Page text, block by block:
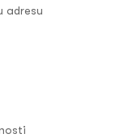
adresu